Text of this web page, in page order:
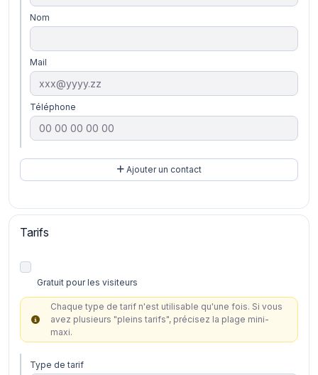
Nom
Mail
Téléphone
Ajouter un contact
Tarifs
Gratuit pour les visiteurs
Chaque type de tarif n'est utilisable qu'une fois. Si vous
avez plusieurs "pleins tarifs", précisez la plage mini-
maxi.
Type de tarif